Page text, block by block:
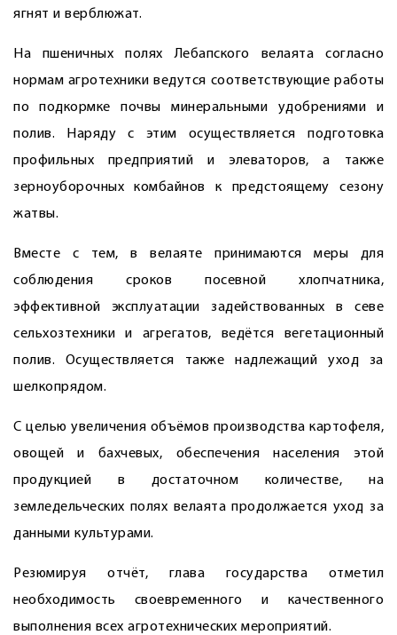
ягнят и верблюжат.
На пшеничных полях Лебапского велаята согласно
нормам агротехники ведутся соответствующие работы
по подкормке ­почвы минеральными удобрениями и
полив. Наряду с этим осуществляется подготовка
профильных предприятий и элеваторов, а также
зерноуборочных комбайнов к предстоящему сезону
жатвы.
Вместе с тем, в велаяте принимаются меры для
соблюдения сроков посевной хлопчатника,
эффективной эксплуатации задействованных в севе
сельхозтехники и агрегатов, ведётся вегетационный
полив. Осуществляется также надлежащий уход за
шелкопрядом.
С целью увеличения объёмов производства картофеля,
овощей и бахчевых, обеспечения населения этой
продукцией в достаточном количестве, на
земледельческих полях велаята продолжается уход за
данными культурами.
Резюмируя отчёт, глава государства отметил
необходимость своевременного и качественного
выполнения всех агротехнических мероприятий.